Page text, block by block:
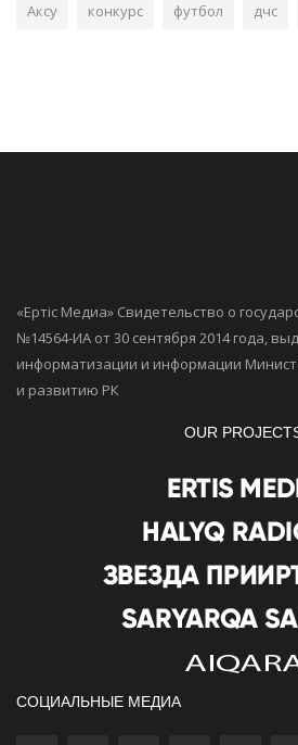
Аксу конкурс футбол дчс
«Ертiс Медиа» Свидетельство о
№14564-ИА от 30 сентября 2014 года,
информатизации и информации
и развитию РК
OUR
СОЦИАЛЬНЫЕ МЕДИА